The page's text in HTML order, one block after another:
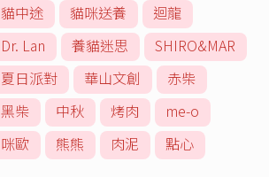
貓中途
貓咪送養
迴龍
Dr. Lan
養貓迷思
SHIRO&MAR
夏日派對
華山文創
赤柴
黑柴
中秋 烤肉
me-o
咪歐
熊熊 肉泥 點心